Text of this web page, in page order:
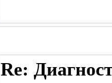
Re: